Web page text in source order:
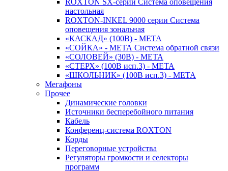
ROXTON SX-серии Система оповещения
настольная
ROXTON-INKEL 9000 серии Система
оповещения зональная
«КАСКАД» (100В) - МЕТА
«СОЙКА» - МЕТА Система обратной связи
«СОЛОВЕЙ» (30В) - МЕТА
«СТЕРХ» (100В исп.3) - МЕТА
«ШКОЛЬНИК» (100В исп.3) - МЕТА
Мегафоны
Прочее
Динамические головки
Источники бесперебойного питания
Кабель
Конференц-система ROXTON
Корды
Переговорные устройства
Регуляторы громкости и селекторы
программ